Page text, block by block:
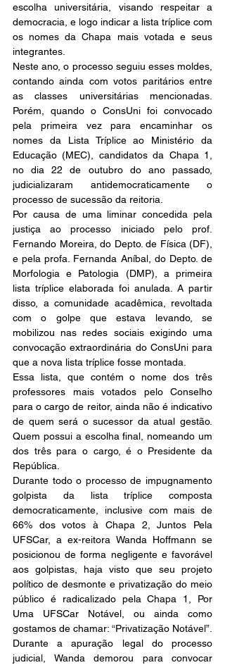
escolha universitária, visando respeitar a
democracia, e logo indicar a lista tríplice com
os nomes da Chapa mais votada e seus
integrantes.
Neste ano, o processo seguiu esses moldes,
contando ainda com votos paritários entre
as classes universitárias mencionadas.
Porém, quando o ConsUni foi convocado
pela primeira vez para encaminhar os
nomes da Lista Tríplice ao Ministério da
Educação (MEC), candidatos da Chapa 1,
no dia 22 de outubro do ano passado,
judicializaram antidemocraticamente o
processo de sucessão da reitoria.
Por causa de uma liminar concedida pela
justiça ao processo iniciado pelo prof.
Fernando Moreira, do Depto. de Física (DF),
e pela profa. Fernanda Aníbal, do Depto. de
Morfologia e Patologia (DMP), a primeira
lista tríplice elaborada foi anulada. A partir
disso, a comunidade acadêmica, revoltada
com o golpe que estava levando, se
mobilizou nas redes sociais exigindo uma
convocação extraordinária do ConsUni para
que a nova lista tríplice fosse montada.
Essa lista, que contém o nome dos três
professores mais votados pelo Conselho
para o cargo de reitor, ainda não é indicativo
de quem será o sucessor da atual gestão.
Quem possui a escolha final, nomeando um
dos três para o cargo, é o Presidente da
República.
Durante todo o processo de impugnamento
golpista da lista tríplice composta
democraticamente, inclusive com mais de
66% dos votos à Chapa 2, Juntos Pela
UFSCar, a ex-reitora Wanda Hoffmann se
posicionou de forma negligente e favorável
aos golpistas, haja visto que seu projeto
político de desmonte e privatização do meio
público é radicalizado pela Chapa 1, Por
Uma UFSCar Notável, ou ainda como
gostamos de chamar: “Privatização Notável”.
Durante a apuração legal do processo
judicial, Wanda demorou para convocar